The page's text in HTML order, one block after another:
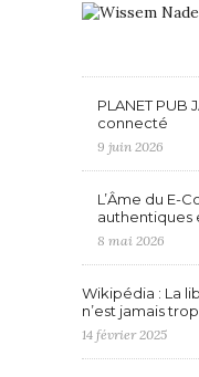
PLANET PUB
connecté
9 juin 2026
L’Âme du E-
authentiques
8 mai 2026
Wikipédia : La
n’est jamais trop
14 février 2025